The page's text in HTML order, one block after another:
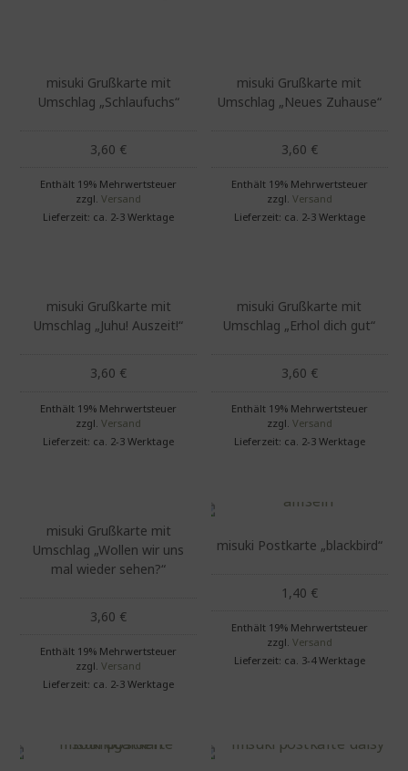
misuki Grußkarte mit
Umschlag „Schlaufuchs“
3,60 €
Enthält 19% Mehrwertsteuer
zzgl.Versand
Lieferzeit: ca. 2-3 Werktage
misuki Grußkarte mit
Umschlag „Neues Zuhause“
3,60 €
Enthält 19% Mehrwertsteuer
zzgl. Versand
Lieferzeit: ca. 2-3 Werktage
misuki Grußkarte mit
Umschlag „Juhu! Auszeit!“
3,60 €
Enthält 19% Mehrwertsteuer
zzgl.Versand
Lieferzeit: ca. 2-3 Werktage
misuki Grußkarte mit
Umschlag „Erhol dich gut“
3,60 €
Enthält 19% Mehrwertsteuer
zzgl. Versand
Lieferzeit: ca. 2-3 Werktage
misuki Grußkarte mit
Umschlag „Wollen wir uns
mal wieder sehen?“
3,60 €
Enthält 19% Mehrwertsteuer
zzgl.Versand
Lieferzeit: ca. 2-3 Werktage
misuki Postkarte „blackbird“
1,40 €
Enthält 19% Mehrwertsteuer
zzgl. Versand
Lieferzeit: ca. 3-4 Werktage